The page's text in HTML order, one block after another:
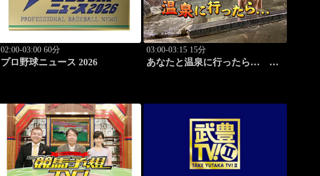
02:00-03:00 60分
プロ野球ニュース 2026
03:00-03:15 15分
あなたと温泉に行ったら…